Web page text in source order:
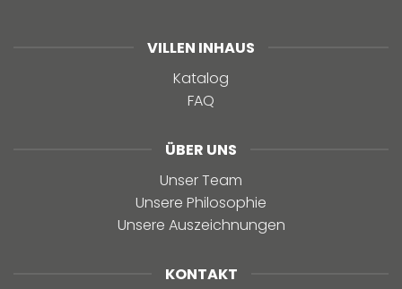
VILLEN INHAUS
Katalog
FAQ
ÜBER UNS
Unser Team
Unsere Philosophie
Unsere Auszeichnungen
KONTAKT